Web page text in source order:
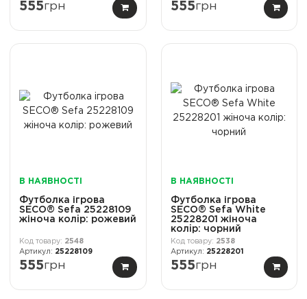
555грн 555грн
В НАЯВНОСТІ
Футболка ігрова
SECO® Sefa 25228109
жіноча колiр: рожевий
2548
25228109
555грн
В НАЯВНОСТІ
Футболка ігрова
SECO® Sefa White
25228201 жіноча
колiр: чорний
2538
25228201
555грн